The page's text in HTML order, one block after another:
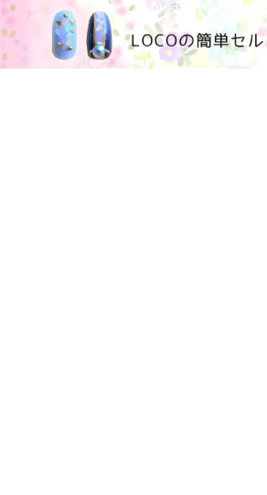
100均大好きママブログ